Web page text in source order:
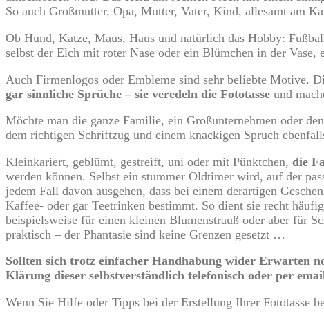
So auch Großmutter, Opa, Mutter, Vater, Kind, allesamt am
Ob Hund, Katze, Maus, Haus und natürlich das Hobby:
selbst der Elch mit roter Nase oder ein Blümchen in der
Auch Firmenlogos oder Embleme sind sehr beliebte Motive.
gar sinnliche Sprüche – sie veredeln die Fototasse und
Möchte man die ganze Familie, ein Großunternehmen oder
dem richtigen Schriftzug und einem knackigen Spruch
Kleinkariert, geblümt, gestreift, uni oder mit Pünktchen, die
werden können. Selbst ein stummer Oldtimer wird, auf der
jedem Fall davon ausgehen, dass bei einem derartigen
Kaffee- oder gar Teetrinken bestimmt. So dient sie recht
beispielsweise für einen kleinen Blumenstrauß oder aber für
praktisch – der Phantasie sind keine Grenzen gesetzt …
Sollten sich trotz einfacher Handhabung wider Erwarten
Klärung dieser selbstverständlich telefonisch oder per
Wenn Sie Hilfe oder Tipps bei der Erstellung Ihrer Fototasse